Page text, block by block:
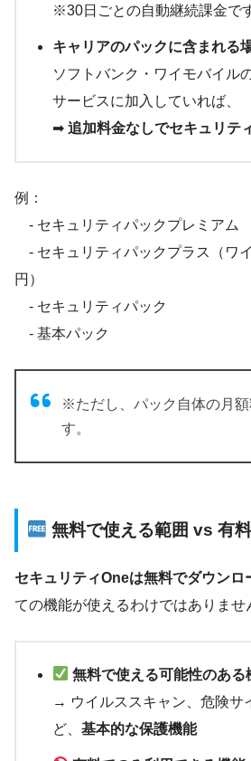
※30日ごとの自動継続課金で
キャリアのパックに含まれる
ソフトバンク・ワイモバイル
サービスに加入していれば、
➡ 追加料金なしでセキュリテ
例：
- セキュリティパックプレミアム
- セキュリティパックプラス（ワ
円）
- セキュリティパック
- 基本パック
※ただし、パック自体の月
す。
無料で使える範囲 vs 有
セキュリティOneは無料でダウンロ
ての機能が使えるわけではありませ
無料で使える可能性のある
→ ウイルススキャン、危険サ
ど、 基本的な保護機能